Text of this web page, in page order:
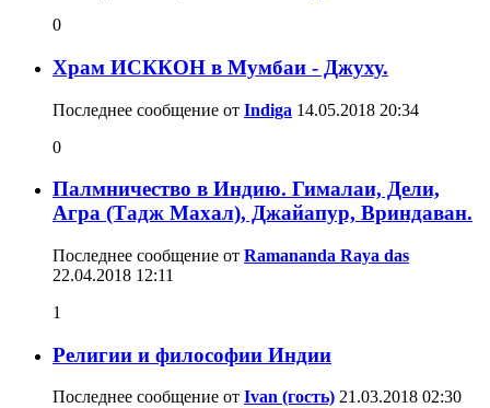
0
Храм ИСККОН в Мумбаи - Джуху.
Последнее сообщение от Indiga 14.05.2018 20:34
0
Палмничество в Индию. Гималаи, Дели,
Агра (Тадж Махал), Джайапур, Вриндаван.
Последнее сообщение от Ramananda Raya das
22.04.2018 12:11
1
Религии и философии Индии
Последнее сообщение от Ivan (гость) 21.03.2018 02:30